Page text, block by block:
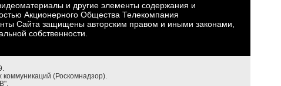
и другие элементы содержания и
Акционерного Общества Телекомпания
Сайта защищены авторским правом и иными законами,
собственности.
(Роскомнадзор).